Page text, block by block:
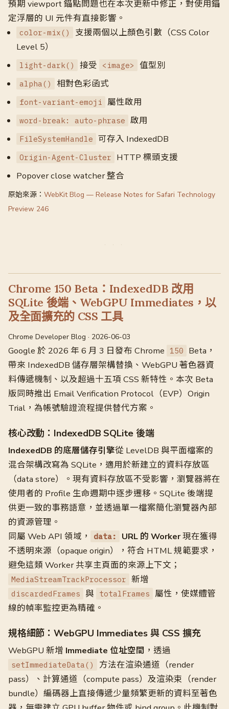
預期 viewport 錨點問題也在本次更新中修正，對使用錨
定浮層的 UI 元件有直接影響。
color-mix()
支援兩個以上顏色引數（CSS Color
Level 5）
light-dark() 接受 <image> 值型別
alpha() 相對色彩函式
font-variant-emoji 屬性啟用
word-break: auto-phrase 啟用
FileSystemHandle 可存入 IndexedDB
Origin-Agent-Cluster
HTTP 標頭支援
Popover close watcher 整合
原始來源： WebKit Blog — Release Notes for Safari Technology
Preview 246
Chrome 150 Beta：IndexedDB 改用
SQLite 後端、WebGPU Immediates，以
及全面擴充的 CSS 工具
Chrome Developer Blog · 2026-06-03
Google 於 2026 年 6 月 3 日發布 Chrome 150
Beta，
帶來 IndexedDB 儲存層架構替換、WebGPU 著色器資
料傳遞機制、以及超過十五項 CSS 新特性。本次 Beta
版同時推出 Email Verification Protocol（EVP）Origin
Trial，為帳號驗證流程提供替代方案。
核心改動：IndexedDB SQLite 後端
IndexedDB 的底層儲存引擎從 LevelDB 與平面檔案的
混合架構改寫為 SQLite，適用於新建立的資料存放區
（data store）。現有資料存放區不受影響，瀏覽器將在
使用者的 Profile 生命週期中逐步遷移。SQLite 後端提
供更一致的事務語意，並透過單一檔案簡化瀏覽器內部
的資源管理。
同屬 Web API 領域，
data: URL 的 Worker現在獲得
不透明來源（opaque origin），符合 HTML 規範要求，
避免這類 Worker 共享主頁面的來源上下文；
MediaStreamTrackProcessor 新增
discardedFrames 與 totalFrames 屬性，使媒體管
線的幀率監控更為精確。
規格細節：WebGPU Immediates 與 CSS 擴充
WebGPU 新增 Immediate 位址空間 ，透過
setImmediateData()
方法在渲染通道（render
pass）、計算通道（compute pass）及渲染束（render
bundle）編碼器上直接傳遞少量頻繁更新的資料至著色